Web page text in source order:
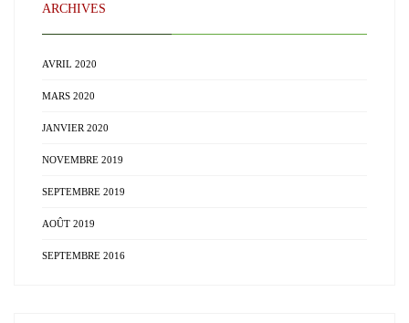
ARCHIVES
AVRIL 2020
MARS 2020
JANVIER 2020
NOVEMBRE 2019
SEPTEMBRE 2019
AOÛT 2019
SEPTEMBRE 2016